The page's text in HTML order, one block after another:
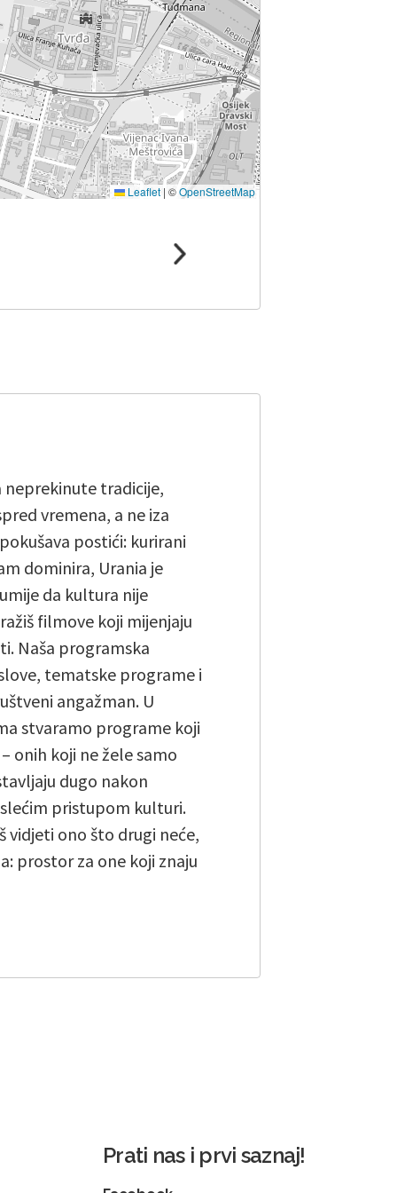
Leaflet | ©OpenStreetMap
neprekinute tradicije,
vremena, a ne iza
postići: kurirani
dominira, Urania je
da kultura nije
filmove koji mijenjaju
Naša programska
tematske programe i
angažman. U
stvaramo programe koji
onih koji ne žele samo
dugo nakon
pristupom kulturi.
vidjeti ono što drugi neće,
prostor za one koji znaju
Prati nas i prvi saznaj!